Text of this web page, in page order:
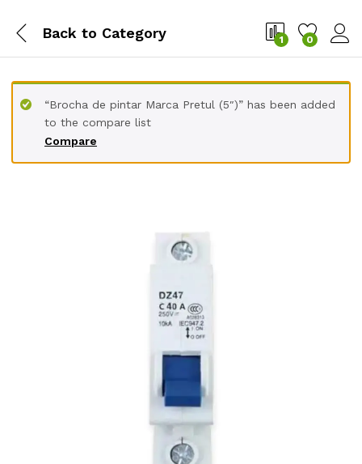
Back to Category 1 0
Compare
“Brocha de pintar Marca Pretul (5″)” has been added
to the compare list